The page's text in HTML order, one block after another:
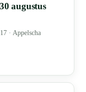
augustus
· Appelscha